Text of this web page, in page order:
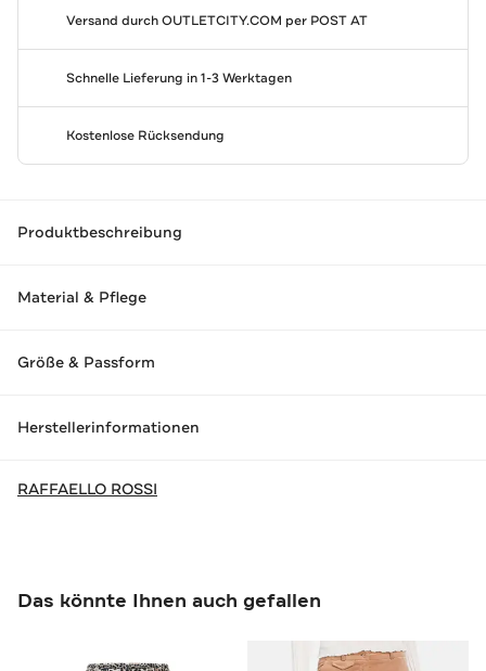
Versand durchOUTLETCITY.COM per POST AT
Schnelle Lieferung in 1-3 Werktagen
Kostenlose Rücksendung
Produktbeschreibung
Material & Pflege
Größe & Passform
Herstellerinformationen
RAFFAELLO ROSSI
Das könnte Ihnen auch gefallen